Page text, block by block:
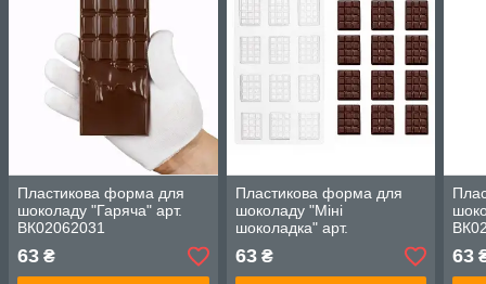
Пластикова форма для
шоколаду "Гаряча" арт.
ВК02062031
63 ₴
Пластикова форма для
шоколаду "Міні
шоколадка" арт.
ВК02062039
63₴ 63